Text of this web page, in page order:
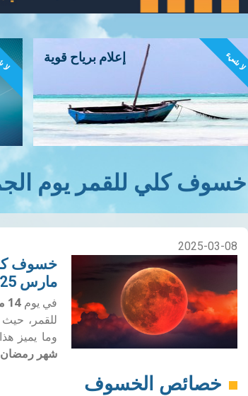
إعلام برياح قوية لا شيء
خسوف كلي للقمر يوم الجمعة 14
2025-03-08
مارس 2025:
في يوم14 مارس 2025
للقمر،
وما يميز
شهر رمضان
خصائص الخسوف